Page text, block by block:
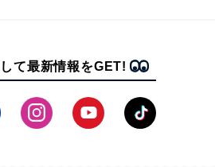
て最新情報をGET!